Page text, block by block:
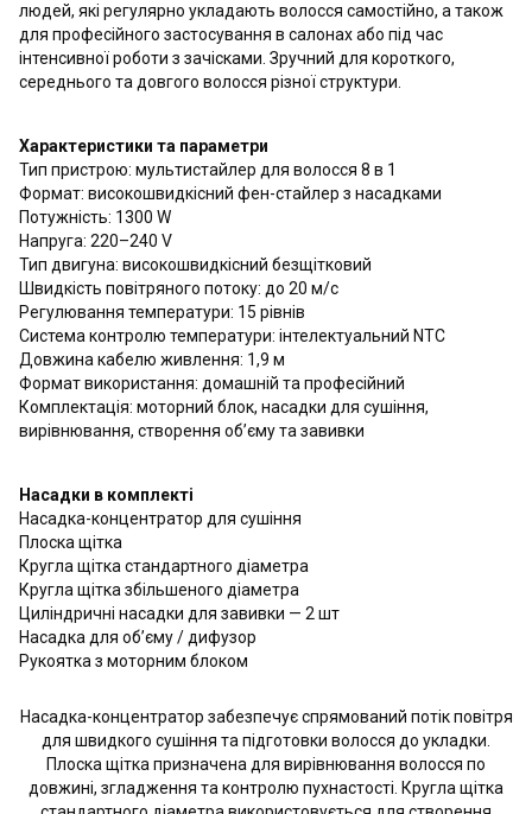
людей, які регулярно укладають волосся самостійно, а також
для професійного застосування в салонах або під час
інтенсивної роботи з зачісками. Зручний для короткого,
середнього та довгого волосся різної структури.
Характеристики та параметри
Тип пристрою: мультистайлер для волосся 8 в 1
Формат: високошвидкісний фен-стайлер з насадками
Потужність: 1300 W
Напруга: 220–240 V
Тип двигуна: високошвидкісний безщітковий
Швидкість повітряного потоку: до 20 м/с
Регулювання температури: 15 рівнів
Система контролю температури: інтелектуальний NTC
Довжина кабелю живлення: 1,9 м
Формат використання: домашній та професійний
Комплектація: моторний блок, насадки для сушіння,
вирівнювання, створення об’єму та завивки
Насадки в комплекті
Насадка-концентратор для сушіння
Плоска щітка
Кругла щітка стандартного діаметра
Кругла щітка збільшеного діаметра
Циліндричні насадки для завивки — 2 шт
Насадка для об’єму / дифузор
Рукоятка з моторним блоком
Насадка-концентратор забезпечує спрямований потік повітря
для швидкого сушіння та підготовки волосся до укладки.
Плоска щітка призначена для вирівнювання волосся по
довжині, згладження та контролю пухнастості. Кругла щітка